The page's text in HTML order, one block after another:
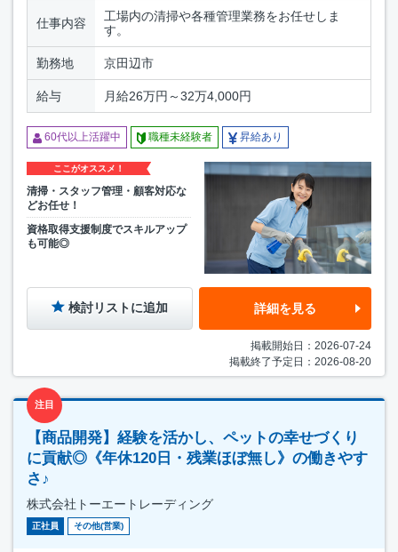
仕事内容
工場内の清掃や各種管理業務をお任せしま
す。
勤務地 京田辺市
給与 月給26万円～32万4,000円
60代以上活躍中 職種未経験者 昇給あり
ここがオススメ！
清掃・スタッフ管理・顧客対応な
どお任せ！
資格取得支援制度でスキルアップ
も可能◎
検討リストに追加 詳細を見る
掲載開始日：2026-07-24
掲載終了予定日：2026-08-20
注目
【商品開発】経験を活かし、ペットの幸せづくり
に貢献◎《年休120日・残業ほぼ無し》の働きやす
さ♪
株式会社トーエートレーディング
正社員 その他(営業)